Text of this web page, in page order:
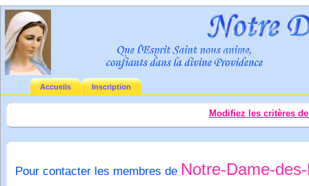
Accueils Inscription
Modifiez les critères
Pour contacter les membres de Notre-Dame-